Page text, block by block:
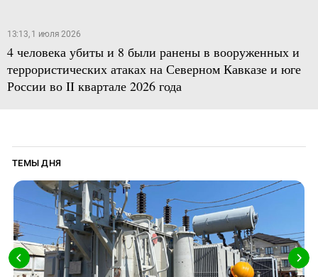
13:13, 1 июля 2026
4 человека убиты и 8 были ранены в вооруженных и
террористических атаках на Северном Кавказе и юге
России во II квартале 2026 года
ТЕМЫ ДНЯ